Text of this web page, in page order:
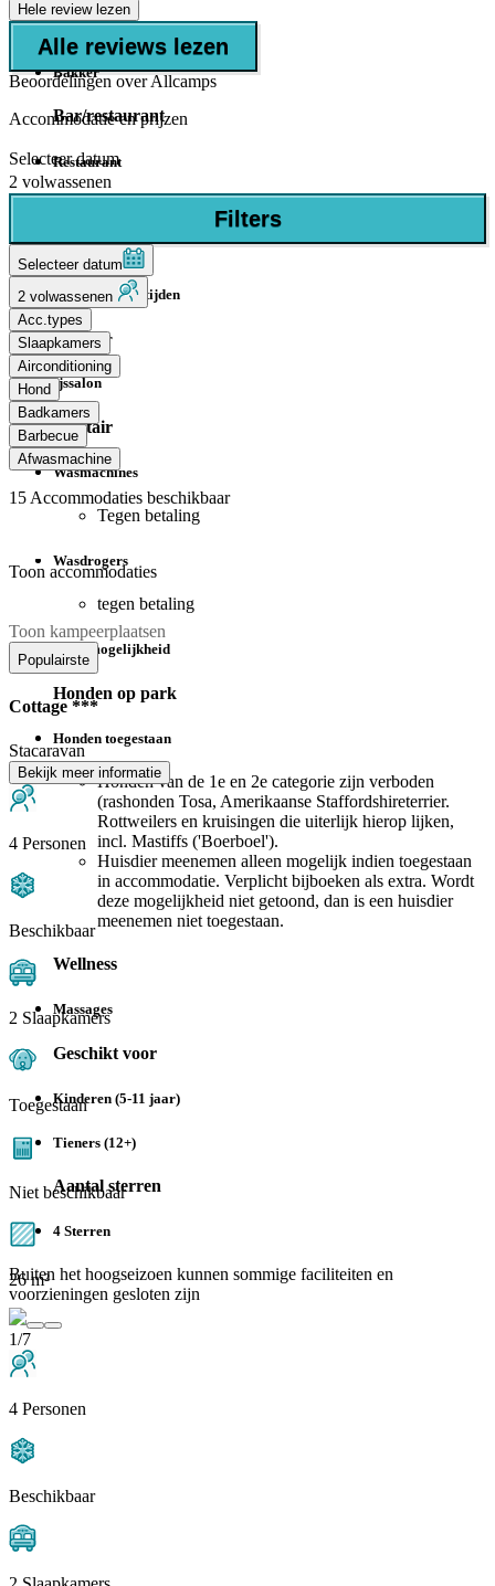
Minimarkt
Bakker
Bar/restaurant
Restaurant
Bar
Meeneemmaaltijden
Snackbar
Ijssalon
Sanitair
Wasmachines
Tegen betaling
Wasdrogers
tegen betaling
Strijkmogelijkheid
Honden op park
Honden toegestaan
Honden van de 1e en 2e categorie zijn verboden
(rashonden Tosa, Amerikaanse Staffordshireterrier.
Rottweilers en kruisingen die uiterlijk hierop lijken,
incl. Mastiffs ('Boerboel').
Huisdier meenemen alleen mogelijk indien toegestaan
in accommodatie. Verplicht bijboeken als extra. Wordt
deze mogelijkheid niet getoond, dan is een huisdier
meenemen niet toegestaan.
Wellness
Massages
Geschikt voor
Kinderen (5-11 jaar)
Tieners (12+)
Aantal sterren
4 Sterren
Buiten het hoogseizoen kunnen sommige faciliteiten en
voorzieningen gesloten zijn
Hele review lezen
Alle reviews lezen
Beoordelingen over Allcamps
Accommodatie en prijzen
Selecteer datum
2 volwassenen
Filters
Selecteer datum
2 volwassenen
Acc.types
Slaapkamers
Airconditioning
Hond
Badkamers
Barbecue
Afwasmachine
15 Accommodaties beschikbaar
Toon accommodaties
Toon kampeerplaatsen
Populairste
Cottage ***
Stacaravan
Bekijk meer informatie
4 Personen
Beschikbaar
2 Slaapkamers
Toegestaan
Niet beschikbaar
26 m²
1/7
4 Personen
Beschikbaar